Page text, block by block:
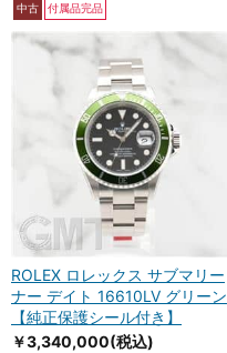
中古 付属品完品
ROLEX ロレックス サブマリー
ナー デイト 16610LV グリーン
【純正保護シール付き】
￥3,340,000(税込)